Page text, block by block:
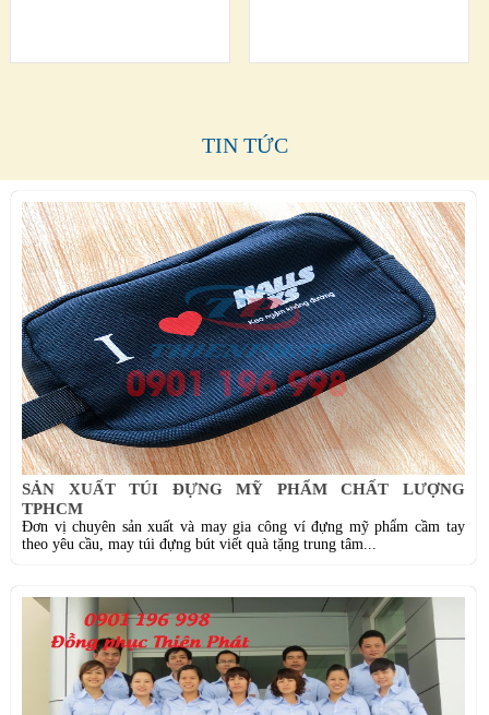
TIN TỨC
SẢN XUẤT TÚI ĐỰNG MỸ PHẨM CHẤT LƯỢNG
TPHCM
Đơn vị chuyên sản xuất và may gia công ví đựng mỹ phẩm cầm tay
theo yêu cầu, may túi đựng bút viết quà tặng trung tâm...